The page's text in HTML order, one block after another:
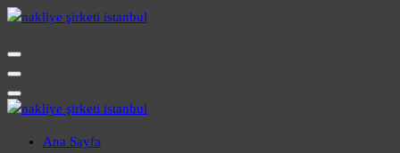
İçeriğe
Evden Eve - İşyeri Ofis Nakliye İstanbul
Evden Eve - İşyeri Ofis Nakliye İstanbul
Ana Sayfa